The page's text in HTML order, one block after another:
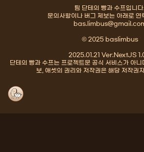
팀 단테의 빵과 수프입니다.
문의사항이나 버그 제보는 아래로 연
© 2025 baslimbus
2025.01.21 Ver.NextJS
단테의 빵과 수프는 프로젝트문 공식 서비스가 아니
보, 애셋의 권리와 저작권은 해당 저작권